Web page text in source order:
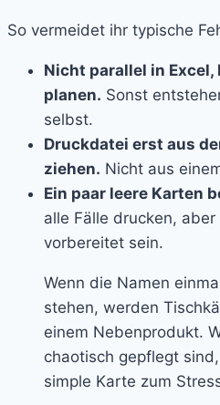
So vermeidet ihr typische
Nicht parallel in
planen. Sonst
selbst.
Druckdatei erst aus
ziehen. Nicht aus
Ein paar leere Karten
alle Fälle drucken,
vorbereitet sein.
Wenn die Namen
stehen, werden
einem Nebenprodukt.
chaotisch gepflegt
simple Karte zum